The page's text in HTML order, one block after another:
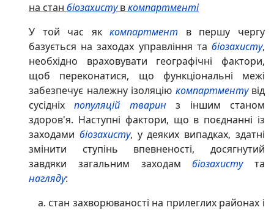
на стан біозахистувкомпартменті
У той час яккомпартмент в першу чергу
базується на заходах управління та біозахисту,
необхідно враховувати географічні фактори,
щоб переконатися, що функціональні межі
забезпечує належну ізоляцію компартментувід
сусідніхпопуляцій тварин з іншим станом
здоров'я. Наступні фактори, що в поєднанні із
заходами біозахисту, у деяких випадках, здатні
змінити ступінь впевненості, досягнутий
завдяки загальним заходамбіозахистута
нагляду:
стан захворюваності на прилеглих районах і